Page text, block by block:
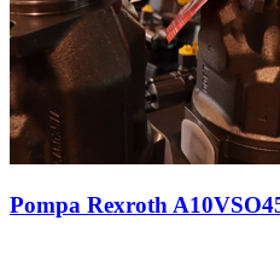
Pompa Rexroth